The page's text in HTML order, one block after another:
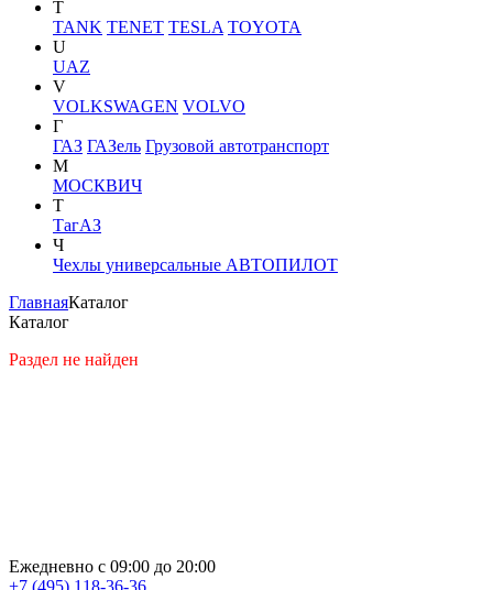
T
TANK TENET TESLA TOYOTA
U
UAZ
V
VOLKSWAGEN VOLVO
Г
ГАЗ ГАЗель Грузовой автотранспорт
М
МОСКВИЧ
Т
ТагАЗ
Ч
Чехлы универсальные АВТОПИЛОТ
ГлавнаяКаталог
Каталог
Раздел не найден
Ежедневно с 09:00 до 20:00
+7 (495) 118-36-36